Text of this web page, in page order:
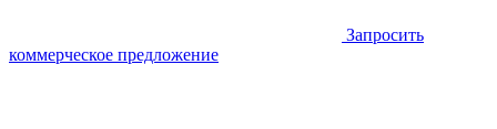
Запросить
коммерческое предложение